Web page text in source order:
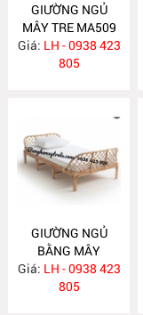
GIƯỜNG NGỦ
MÂY TRE MA509
Giá: LH - 0938 423
805
GIƯỜNG NGỦ
BẰNG MÂY
MA506
Giá: LH - 0938 423
805